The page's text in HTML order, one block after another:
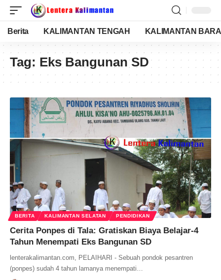
Berita KALIMANTAN TENGAH KALIMANTAN
Tag: Eks Bangunan SD
BERITA KALIMANTAN SELATAN PENDIDIKAN
Cerita Ponpes di Tala: Gratiskan Biaya Belajar-4
Tahun Menempati Eks Bangunan SD
lenterakalimantan.com, PELAIHARI - Sebuah pondok pesantren
(ponpes) sudah 4 tahun lamanya menempati…